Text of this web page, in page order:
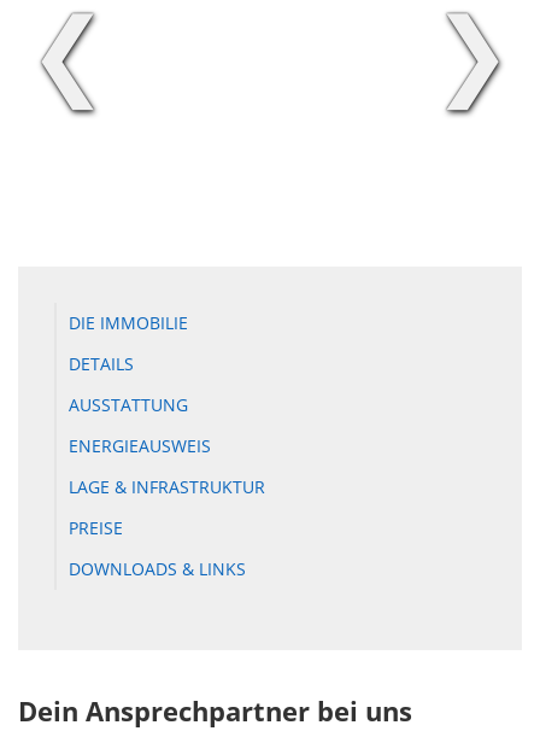
❮ ❯
DIE IMMOBILIE
DETAILS
AUSSTATTUNG
ENERGIEAUSWEIS
LAGE & INFRASTRUKTUR
PREISE
DOWNLOADS & LINKS
Dein Ansprechpartner bei uns